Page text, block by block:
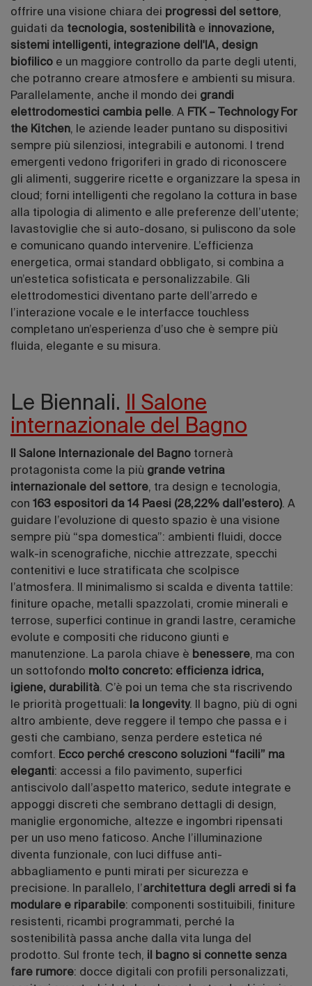
offrire una visione chiara dei progressi del settore,
guidati da tecnologia, sostenibilità e innovazione,
sistemi intelligenti, integrazione dell'IA, design
biofilico e un maggiore controllo da parte degli utenti,
che potranno creare atmosfere e ambienti su misura.
Parallelamente, anche il mondo dei grandi
elettrodomestici cambia pelle. A FTK – Technology For
the Kitchen, le aziende leader puntano su dispositivi
sempre più silenziosi, integrabili e autonomi. I trend
emergenti vedono frigoriferi in grado di riconoscere
gli alimenti, suggerire ricette e organizzare la spesa in
cloud; forni intelligenti che regolano la cottura in base
alla tipologia di alimento e alle preferenze dell’utente;
lavastoviglie che si auto-dosano, si puliscono da sole
e comunicano quando intervenire. L’efficienza
energetica, ormai standard obbligato, si combina a
un’estetica sofisticata e personalizzabile. Gli
elettrodomestici diventano parte dell’arredo e
l’interazione vocale e le interfacce touchless
completano un’esperienza d’uso che è sempre più
fluida, elegante e su misura.
Le Biennali.
Il Salone
internazionale del Bagno
Il Salone Internazionale del Bagno tornerà
protagonista come la più grande vetrina
internazionale del settore, tra design e tecnologia,
con 163 espositori da 14 Paesi (28,22% dall’estero). A
guidare l’evoluzione di questo spazio è una visione
sempre più “spa domestica”: ambienti fluidi, docce
walk-in scenografiche, nicchie attrezzate, specchi
contenitivi e luce stratificata che scolpisce
l’atmosfera. Il minimalismo si scalda e diventa tattile:
finiture opache, metalli spazzolati, cromie minerali e
terrose, superfici continue in grandi lastre, ceramiche
evolute e compositi che riducono giunti e
manutenzione. La parola chiave è benessere, ma con
un sottofondo molto concreto: efficienza idrica,
igiene, durabilità. C’è poi un tema che sta riscrivendo
le priorità progettuali:
la longevity. Il bagno, più di ogni
altro ambiente, deve reggere il tempo che passa e i
gesti che cambiano, senza perdere estetica né
comfort. Ecco perché crescono soluzioni “facili” ma
eleganti: accessi a filo pavimento, superfici
antiscivolo dall’aspetto materico, sedute integrate e
appoggi discreti che sembrano dettagli di design,
maniglie ergonomiche, altezze e ingombri ripensati
per un uso meno faticoso. Anche l’illuminazione
diventa funzionale, con luci diffuse anti-
abbagliamento e punti mirati per sicurezza e
precisione. In parallelo, l’architettura degli arredi si fa
modulare e riparabile: componenti sostituibili, finiture
resistenti, ricambi programmati, perché la
sostenibilità passa anche dalla vita lunga del
prodotto. Sul fronte tech, il bagno si connette senza
fare rumore: docce digitali con profili personalizzati,